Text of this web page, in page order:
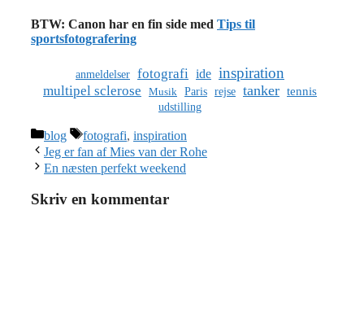
BTW: Canon har en fin side med Tips til
sportsfotografering
anmeldelser fotografi ide inspiration
multipel sclerose Musik Paris rejse tanker tennis
udstilling
Kategorier
blog Tags
fotografi, inspiration
Jeg er fan af Mies van der Rohe
En næsten perfekt weekend
Skriv en kommentar